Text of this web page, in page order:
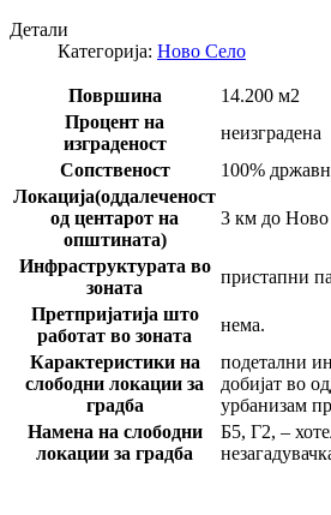
Детали
Категорија: Ново Село
Површина
14.200 м2
Процент на
изграденост
неизградена
Сопственост
100%
Локација(оддалеченост
од центарот на
општината)
3 км до
Инфраструктурата во
зоната
пристапни
Претпријатија што
работат во зоната
нема.
Карактеристики на
слободни локации за
градба
подетални
добијат во
урбанизам
Намена на слободни
локации за градба
Б5, Г2, –